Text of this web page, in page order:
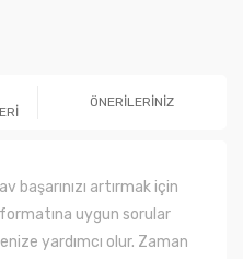
ÖNERİLERİNİZ
başarınızı artırmak için
formatına uygun sorular
yardımcı olur. Zaman